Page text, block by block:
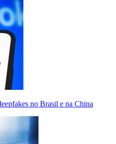
no Brasil e na China